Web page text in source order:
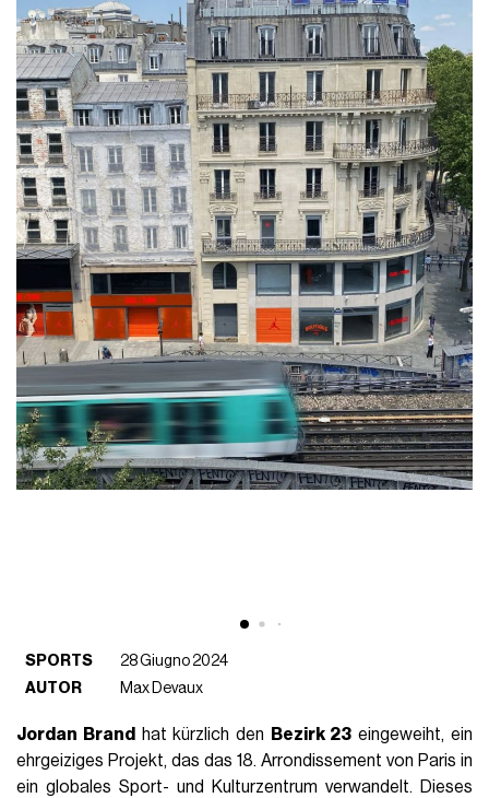
SPORTS
28 Giugno 2024
AUTOR
Max Devaux
Jordan Brand hat kürzlich den Bezirk 23 eingeweiht, ein
ehrgeiziges Projekt, das das 18. Arrondissement von Paris in
ein globales Sport- und Kulturzentrum verwandelt. Dieses